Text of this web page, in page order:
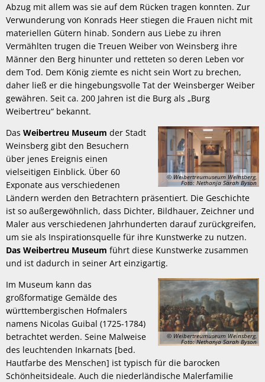
Abzug mit allem was sie auf dem Rücken tragen konnten. Zur
Verwunderung von Konrads Heer stiegen die Frauen nicht mit
materiellen Gütern hinab. Sondern aus Liebe zu ihren
Vermählten trugen die Treuen Weiber von Weinsberg ihre
Männer den Berg hinunter und retteten so deren Leben vor
dem Tod. Dem König ziemte es nicht sein Wort zu brechen,
daher ließ er die hingebungsvolle Tat der Weinsberger Weiber
gewähren. Seit ca. 200 Jahren ist die Burg als „Burg
Weibertreu“ bekannt.
© Weibertreumuseum Weinsberg,
Foto: Nethanja Sarah Byson
Das Weibertreu Museum der Stadt
Weinsberg gibt den Besuchern
über jenes Ereignis einen
vielseitigen Einblick. Über 60
Exponate aus verschiedenen
Ländern werden den Betrachtern präsentiert. Die Geschichte
ist so außergewöhnlich, dass Dichter, Bildhauer, Zeichner und
Maler aus verschiedenen Jahrhunderten darauf zurückgreifen,
um sie als Inspirationsquelle für ihre Kunstwerke zu nutzen.
Das Weibertreu Museum führt diese Kunstwerke zusammen
und ist dadurch in seiner Art einzigartig.
© Weibertreumuseum Weinsberg,
Foto: Nethanja Sarah Byson
Im Museum kann das
großformatige Gemälde des
württembergischen Hofmalers
namens Nicolas Guibal (1725-1784)
betrachtet werden. Seine Malweise
des leuchtenden Inkarnats [bed.
Hautfarbe des Menschen] ist typisch für die barocken
Schönheitsideale. Auch die niederländische Malerfamilie